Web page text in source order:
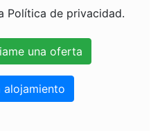
Política de privacidad.
alojamiento